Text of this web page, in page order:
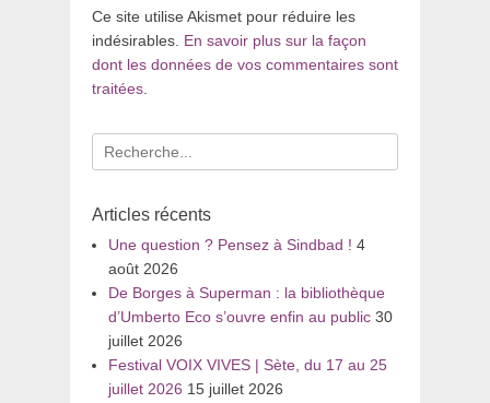
Ce site utilise Akismet pour réduire les
indésirables. En savoir plus sur la façon
dont les données de vos commentaires sont
traitées
Recherche
pour
Articles récents
Une question ? Pensez à Sindbad ! 4
août 2026
De Borges à Superman : la bibliothèque
d’Umberto Eco s’ouvre enfin au public 30
juillet 2026
Festival VOIX VIVES | Sète, du 17 au 25
juillet 2026 15 juillet 2026